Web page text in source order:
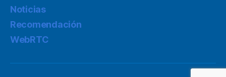
Noticias
Recomendación
WebRTC